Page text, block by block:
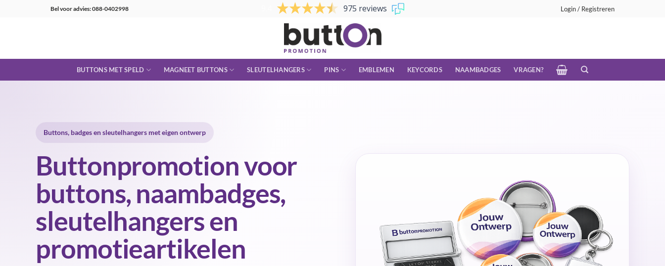
Bel voor advies: 088-0402998 975 reviews Login / Registreren
BUTTONS MET SPELD MAGNEET BUTTONS SLEUTELHANGERS PINS EMBLEMEN KEYCORDS NAAMBADGES VRAGEN?
Buttons, badges en sleutelhangers met eigen ontwerp
Buttonpromotion voor
buttons, naambadges,
sleutelhangers en
promotieartikelen